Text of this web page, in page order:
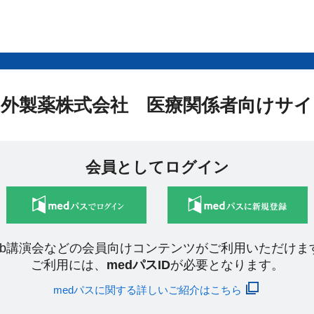
製薬株式会社 医療関係者向けサ
会員としてログイン
講演会などの会員向けコンテンツがご利用いただけま
ご利用には、 medパスIDが必要となります。
medパスに関する詳しいご紹介はこちら